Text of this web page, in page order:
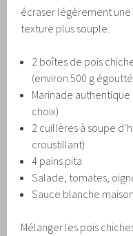
écraser légèrement
texture plus souple.
2 boîtes de pois
(environ 500 g
Marinade authentique
choix)
2 cuillères à soupe
croustillant)
4 pains pita
Salade, tomates,
Sauce blanche maison
Mélanger les pois